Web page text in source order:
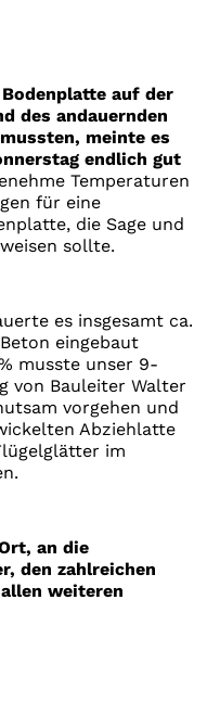
auf der
des andauernden
meinte es
endlich gut
Temperaturen
für eine
die Sage und
sollte.
es insgesamt ca.
eingebaut
musste unser 9-
von Bauleiter Walter
vorgehen und
Abziehlatte
im
an die
den zahlreichen
weiteren